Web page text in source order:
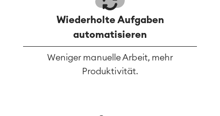
Wiederholte Aufgaben
automatisieren
Weniger manuelle Arbeit, mehr
Produktivität.